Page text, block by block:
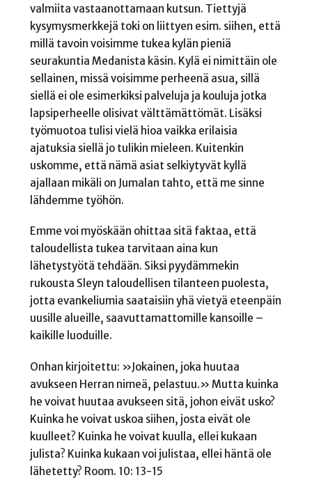
valmiita vastaanottamaan kutsun. Tiettyjä
kysymysmerkkejä toki on liittyen esim. siihen, että
millä tavoin voisimme tukea kylän pieniä
seurakuntia Medanista käsin. Kylä ei nimittäin ole
sellainen, missä voisimme perheenä asua, sillä
siellä ei ole esimerkiksi palveluja ja kouluja jotka
lapsiperheelle olisivat välttämättömät. Lisäksi
työmuotoa tulisi vielä hioa vaikka erilaisia
ajatuksia siellä jo tulikin mieleen. Kuitenkin
uskomme, että nämä asiat selkiytyvät kyllä
ajallaan mikäli on Jumalan tahto, että me sinne
lähdemme työhön.
Emme voi myöskään ohittaa sitä faktaa, että
taloudellista tukea tarvitaan aina kun
lähetystyötä tehdään. Siksi pyydämmekin
rukousta Sleyn taloudellisen tilanteen puolesta,
jotta evankeliumia saataisiin yhä vietyä eteenpäin
uusille alueille, saavuttamattomille kansoille –
kaikille luoduille.
Onhan kirjoitettu: »Jokainen, joka huutaa
avukseen Herran nimeä, pelastuu.» Mutta kuinka
he voivat huutaa avukseen sitä, johon eivät usko?
Kuinka he voivat uskoa siihen, josta eivät ole
kuulleet? Kuinka he voivat kuulla, ellei kukaan
julista? Kuinka kukaan voi julistaa, ellei häntä ole
lähetetty? Room. 10: 13-15